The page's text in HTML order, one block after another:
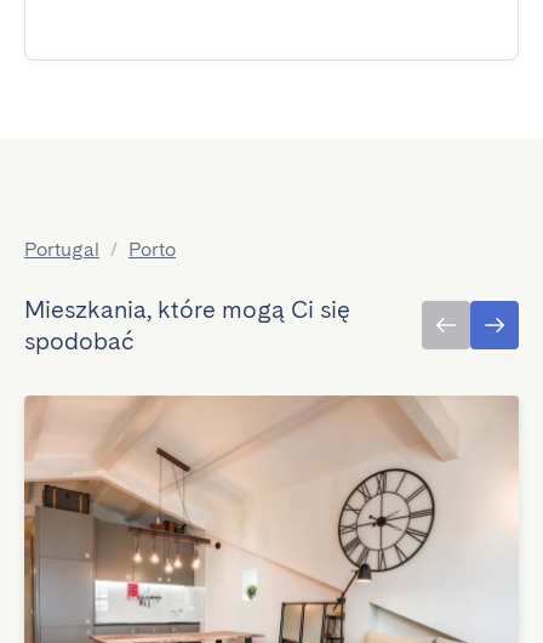
Portugal / Porto
Mieszkania, które mogą Ci się
spodobać